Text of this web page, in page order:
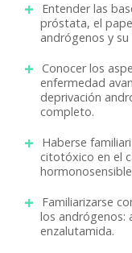
Entender las
próstata, el
andrógenos y
Conocer los
enfermedad
deprivación
completo.
Haberse
citotóxico en el
Familiarizarse
los andrógenos:
enzalutamida.